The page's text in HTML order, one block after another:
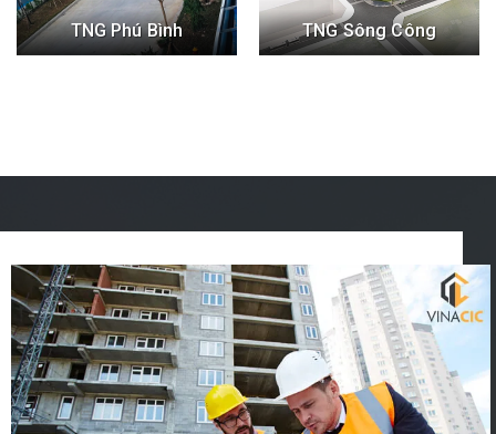
TNG Phú Bình TNG Sông Công